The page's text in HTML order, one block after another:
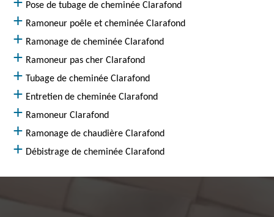
Pose de tubage de cheminée Clarafond
Ramoneur poêle et cheminée Clarafond
Ramonage de cheminée Clarafond
Ramoneur pas cher Clarafond
Tubage de cheminée Clarafond
Entretien de cheminée Clarafond
Ramoneur Clarafond
Ramonage de chaudière Clarafond
Débistrage de cheminée Clarafond